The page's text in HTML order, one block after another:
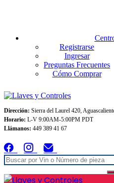
Registrarse
Ingresar
Preguntas Frecuentes
Cómo Comprar
Dirección: Sierra del Laurel 420,
Horario: L-V 9:00AM-5:00PM PDT
Llámanos: 449 389 41 67